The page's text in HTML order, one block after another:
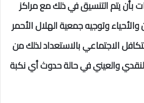
بأن يتم التنسيق في ذلك مع مراكز
والأحياء وتوجيه جمعية الهلال الأحمر
الاجتماعي بالاستعداد لذلك من
والعيني في حالة حدوث أي نكبة